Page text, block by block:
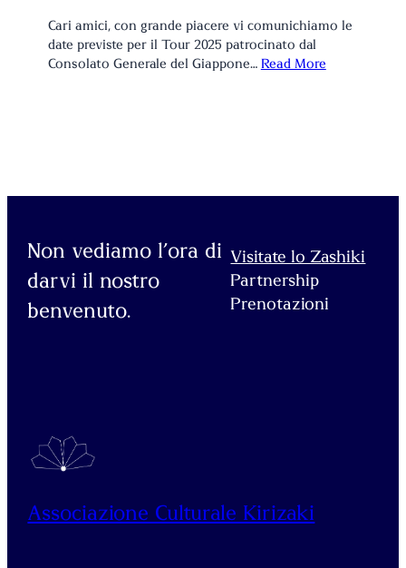
Cari amici, con grande piacere vi comunichiamo le
date previste per il Tour 2025 patrocinato dal
Consolato Generale del Giappone… Read More
Non vediamo l’ora di
darvi il nostro
benvenuto.
Visitate lo Zashiki
Partnership
Prenotazioni
Associazione Culturale Kirizaki